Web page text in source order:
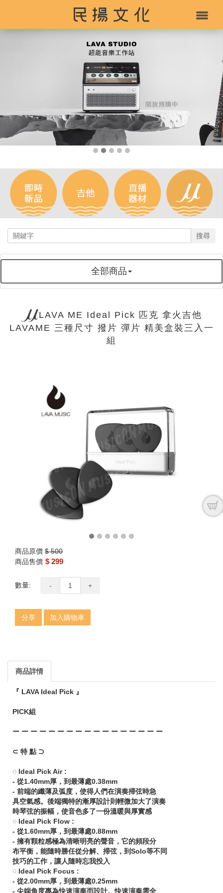
搜尋
全部商品
LAVA ME Ideal Pick 匹克 拿火吉他
LAVAME 三種尺寸 撥片 彈片 精美盒裝三入一
組
商品原價 $ 500
商品售價 $ 299
數量: - +
分享 加入購物車
商品詳情
『 LAVA Ideal Pick 』
PICK組
ー ー ー ー ー ー ー ー ー ー ー ー ー ー ー ー ー
⊂ 特 點 ⊃
◌ Ideal Pick Air :
‐ 從1.40mm厚，到最薄處0.38mm
‐ 前端的纖薄及弧度，使得人們在演奏掃弦時急
具空氣感。後端獨特的漸厚設計則輕微加大了演奏
時琴弦的振幅，使音色多了一份溫暖與厚實感
◌ Ideal Pick Flow :
‐ 從1.60mm厚，到最薄處0.88mm
‐ 擁有顆粒感極為清晰明亮的聲音，它的頻段分
布平衡，能隨時勝任從分解、掃弦，到Solo等不同
技巧的工作，讓人隨時忘我投入
◌ Ideal Pick Focus :
‐ 從2.00mm厚，到最薄處0.25mm
‐ 尖端角度專為快速演奏而設計。快速演奏需全